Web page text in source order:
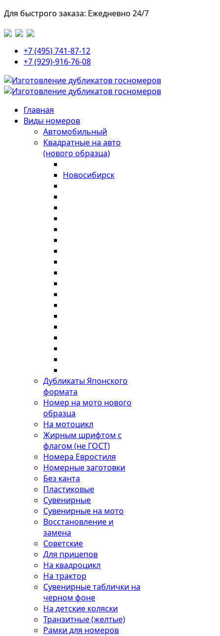
Для быстрого заказа: Ежедневно 24/7
+7 (495) 741-87-12
+7 (929)-916-76-08
Главная
Виды номеров
Автомобильный
Квадратные на авто
(нового образца)
Новосибирск
Дубликаты Японского
формата
Номер на мото нового
образца
На мотоцикл
Жирным шрифтом с
флагом (не ГОСТ)
Номера Евростиля
Номерные заготовки
Без канта
Пластиковые
Сувенирные
Сувенирные на мото
Восстановление и
замена
Советские
Для прицепов
На квадроцикл
На трактор
Сувенирные таблички на
черном фоне
На детские коляски
Транзитные (желтые)
Рамки для номеров